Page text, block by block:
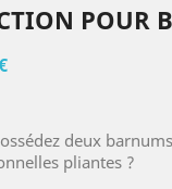
POUR
deux
pliantes ?